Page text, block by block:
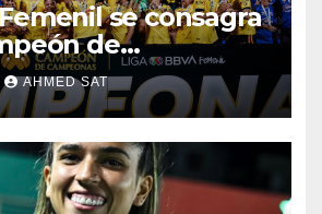
se consagra
de
AHMED SAT